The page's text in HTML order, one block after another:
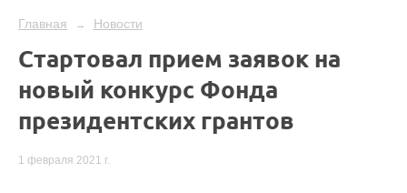
Главная → Новости
Стартовал прием заявок на
новый конкурс Фонда
президентских грантов
1 февраля 2021 г.